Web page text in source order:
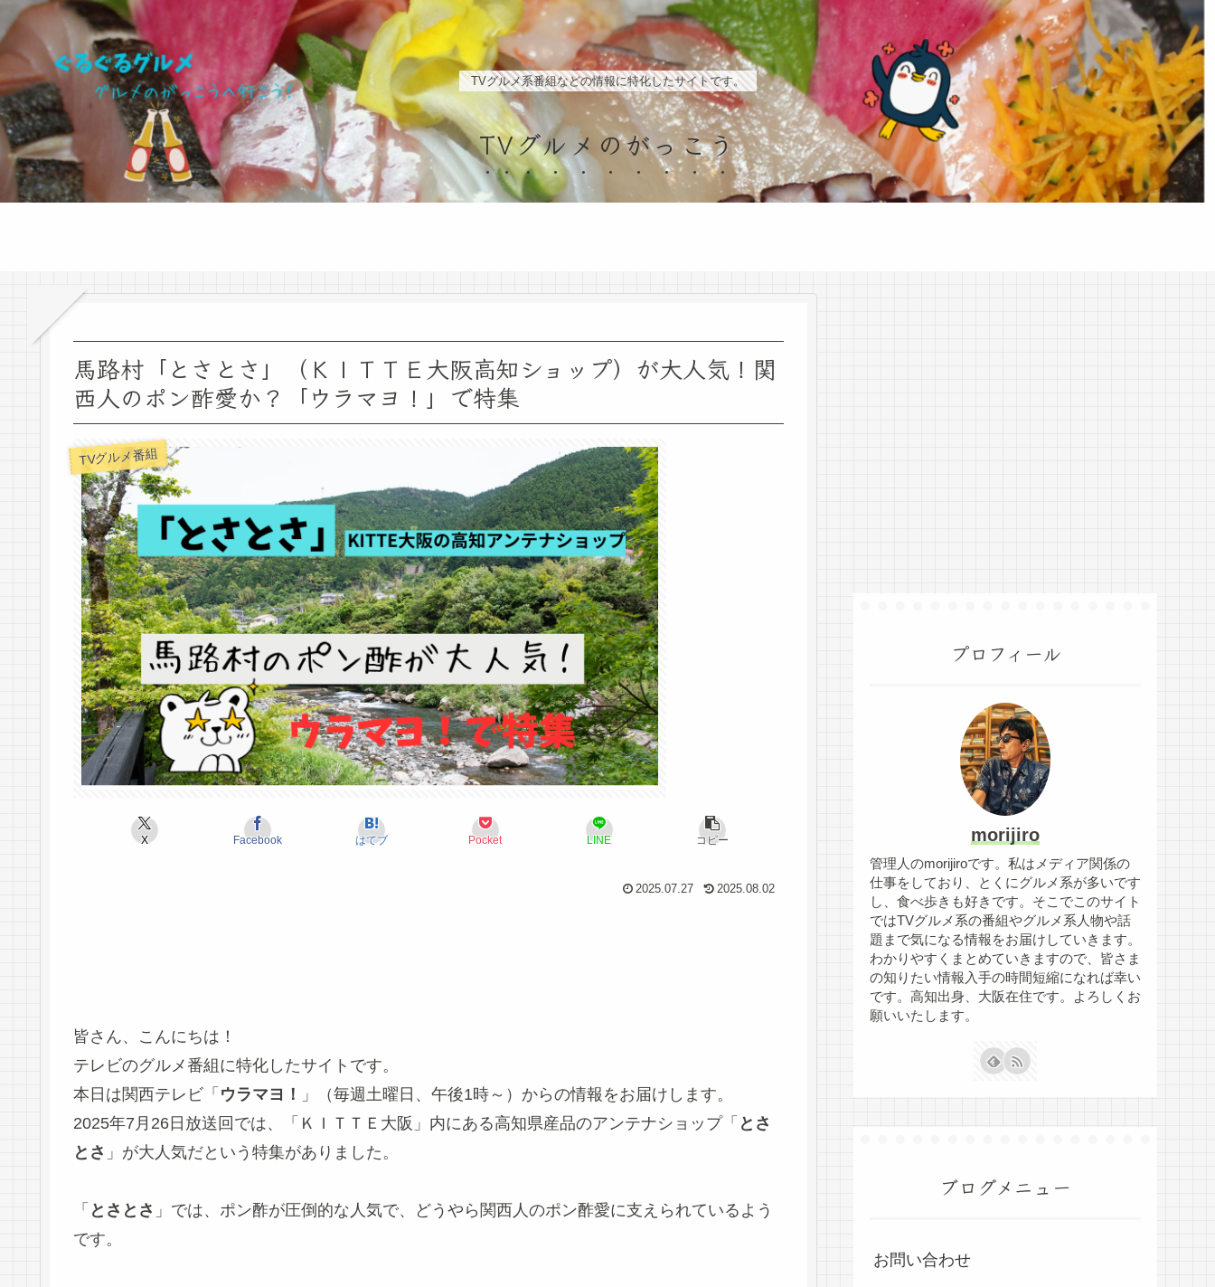
TVグルメ系番組などの情報に特化したサイトです。
TVグルメのがっこう
馬路村「とさとさ」（ＫＩＴＴＥ大阪高知ショップ）が大人気！関
西人のポン酢愛か？「ウラマヨ！」で特集
TVグルメ番組
X Facebook はてブ Pocket LINE コピー
2025.07.27 2025.08.02
皆さん、こんにちは！
テレビのグルメ番組に特化したサイトです。
本日は関西テレビ「 ウラマヨ！
」（毎週土曜日、午後1時～）からの情報をお届けします。
2025年7月26日放送回では、「ＫＩＴＴＥ大阪」内にある高知県産品のアンテナショップ「 とさ
とさ 」が大人気だという特集がありました。
「 とさとさ 」では、ポン酢が圧倒的な人気で、どうやら関西人のポン酢愛に支えられているよう
です。
プロフィール
morijiro
管理人のmorijiroです。私はメディア関係の
仕事をしており、とくにグルメ系が多いです
し、食べ歩きも好きです。そこでこのサイト
ではTVグルメ系の番組やグルメ系人物や話
題まで気になる情報をお届けしていきます。
わかりやすくまとめていきますので、皆さま
の知りたい情報入手の時間短縮になれば幸い
です。高知出身、大阪在住です。よろしくお
願いいたします。
ブログメニュー
お問い合わせ